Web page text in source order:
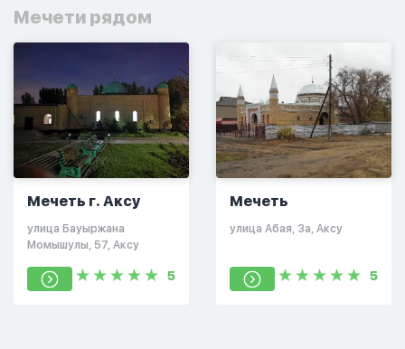
Мечети рядом
Мечеть г. Аксу
​улица Бауыржана
Момышулы, 57, Аксу
5
Мечеть
​улица Абая, 3а, Аксу
5